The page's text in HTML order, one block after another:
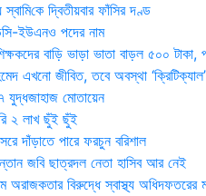
দ্বিতীয়বার ফাঁসির দণ্ড
ইউএনও পদের নাম
বাড়ি ভাড়া ভাতা বাড়ল ৫০০ টাকা,
এখনো জীবিত, তবে অবস্থা ‘ক্রিটিক্যাল’
যুদ্ধজাহাজ মোতায়েন
২ লাখ ছুঁই ছুঁই
দাঁড়াতে পারে ফরচুন বরিশাল
জবি ছাত্রদল নেতা হাসিব আর নেই
অরাজকতার বিরুদ্ধে স্বাস্থ্য অধিদফতরের